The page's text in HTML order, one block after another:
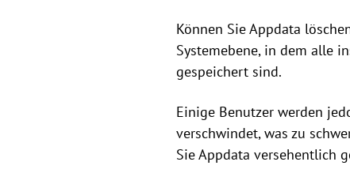
Können Sie Appdata
Systemebene, in dem alle
gespeichert sind.
Einige Benutzer werden
verschwindet, was zu
Sie Appdata versehentlich